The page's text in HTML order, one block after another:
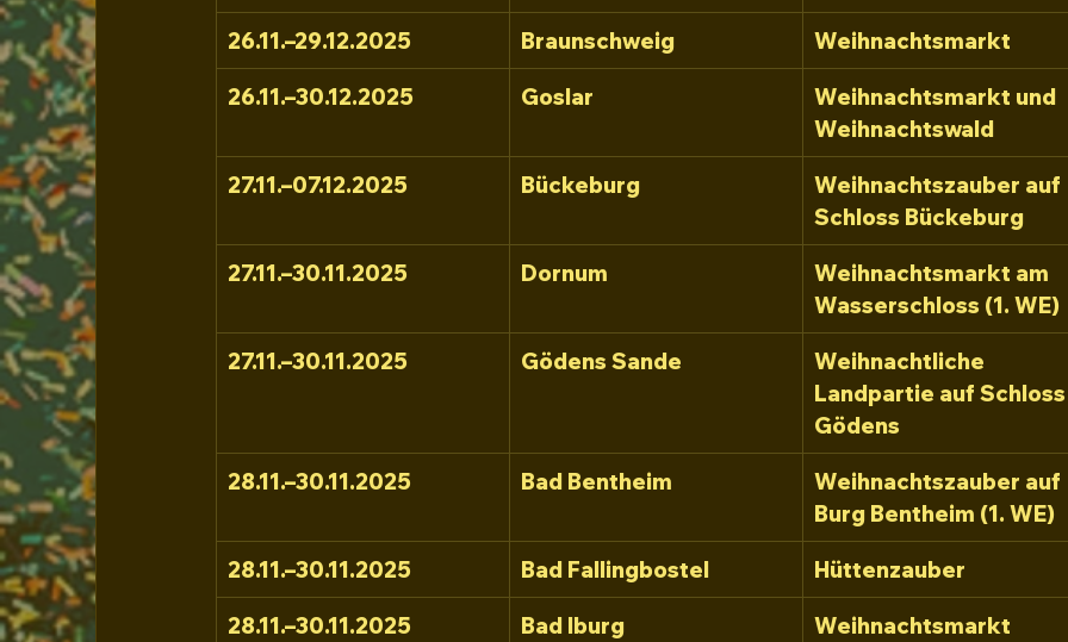
26.11.–29.12.2025 Braunschweig Weihnachtsmarkt
26.11.–30.12.2025 Goslar
Weihnachtsmarkt und
Weihnachtswald
27.11.–07.12.2025 Bückeburg
Weihnachtszauber auf
Schloss Bückeburg
27.11.–30.11.2025 Dornum
Weihnachtsmarkt am
Wasserschloss (1. WE)
27.11.–30.11.2025 Gödens Sande
Weihnachtliche
Landpartie auf
Gödens
28.11.–30.11.2025 Bad Bentheim
Weihnachtszauber auf
Burg Bentheim (1. WE)
28.11.–30.11.2025 Bad Fallingbostel Hüttenzauber
28.11.–30.11.2025 Bad Iburg
Weihnachtsmarkt